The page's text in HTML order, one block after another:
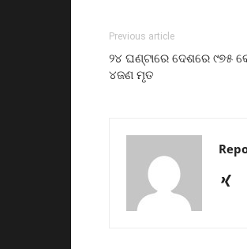
Previous article
୨୪ ଘଣ୍ଟାରେ ଦେଶରେ ୯୭୫
୪ଜଣ ମୃତ